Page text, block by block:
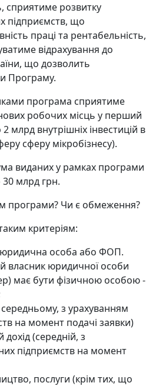
сприятиме розвитку
підприємств, що
праці та рентабельність,
відрахування до
що дозволить
Програму.
програма сприятиме
робочих місць у перший
млрд внутрішніх інвестицій в
сферу мікробізнесу).
виданих у рамках програми
30 млрд грн.
програми? Чи є обмеження?
критеріям:
(юридична особа або ФОП.
власник юридичної особи
має бути фізичною особою -
середньому, з урахуванням
на момент подачі заявки)
(середній, з
підприємств на момент
послуги (крім тих, що